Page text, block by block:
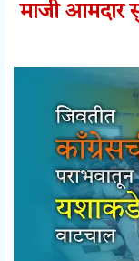
माजी आमदार